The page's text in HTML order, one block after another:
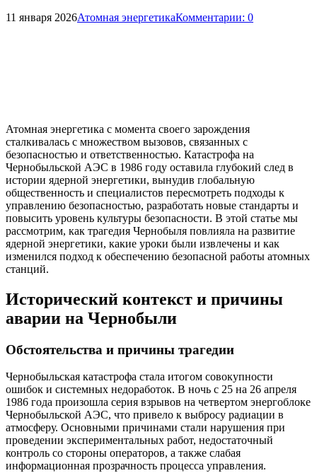
11 января 2026Атомная энергетикаКомментарии: 0
Атомная энергетика с момента своего зарождения
сталкивалась с множеством вызовов, связанных с
безопасностью и ответственностью. Катастрофа на
Чернобыльской АЭС в 1986 году оставила глубокий след в
истории ядерной энергетики, вынудив глобальную
общественность и специалистов пересмотреть подходы к
управлению безопасностью, разработать новые стандарты и
повысить уровень культуры безопасности. В этой статье мы
рассмотрим, как трагедия Чернобыля повлияла на развитие
ядерной энергетики, какие уроки были извлечены и как
изменился подход к обеспечению безопасной работы атомных
станций.
Исторический контекст и причины
аварии на Чернобыли
Обстоятельства и причины трагедии
Чернобыльская катастрофа стала итогом совокупности
ошибок и системных недоработок. В ночь с 25 на 26 апреля
1986 года произошла серия взрывов на четвертом энергоблоке
Чернобыльской АЭС, что привело к выбросу радиации в
атмосферу. Основными причинами стали нарушения при
проведении экспериментальных работ, недостаточный
контроль со стороны операторов, а также слабая
информационная прозрачность процесса управления.